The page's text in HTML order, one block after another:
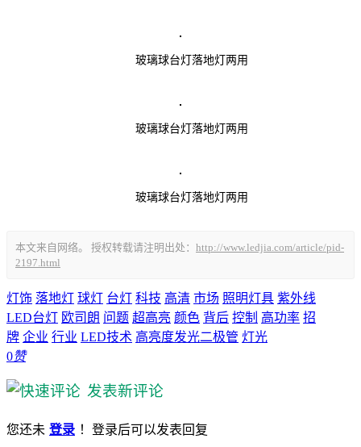
玻璃球台灯落地灯两用
玻璃球台灯落地灯两用
玻璃球台灯落地灯两用
本文来自网络。 授权转载请注明出处： http://www.ledjia.com/article/pid-
2197.html
灯饰 落地灯 球灯 台灯 科技 高清 市场 照明灯具 紫外线
LED台灯 欧司朗 问题 超高亮 颜色 背后 控制 高功率 招
牌 企业 行业 LED技术 高亮度发光二极管 灯光
0赞
发表新评论
您还未 登录 ！登录后可以发表回复